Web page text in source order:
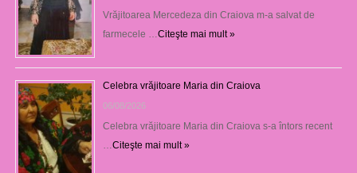
Vrăjitoarea Mercedeza din Craiova m-a salvat de
farmecele … Citeşte mai mult »
Celebra vrăjitoare Maria din Craiova
06/08/2026
Celebra vrăjitoare Maria din Craiova s-a întors recent
Citeşte mai mult »